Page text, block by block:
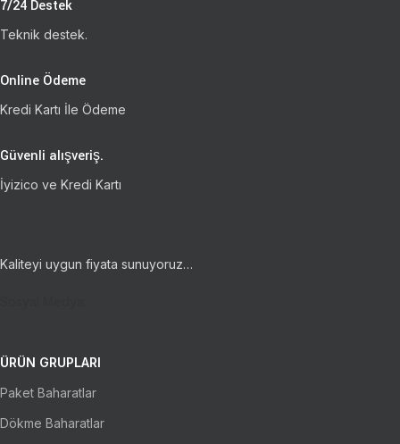
7/24 Destek
Teknik destek.
Online Ödeme
Kredi Kartı İle Ödeme
Güvenli alışveriş.
İyizico ve Kredi Kartı
Kaliteyi uygun fiyata sunuyoruz…
ÜRÜN GRUPLARI
Paket Baharatlar
Dökme Baharatlar